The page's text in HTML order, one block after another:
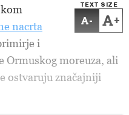
TEXT SIZE
- +
nacrta
i
Ormuskog moreuza, ali
ostvaruju značajniji